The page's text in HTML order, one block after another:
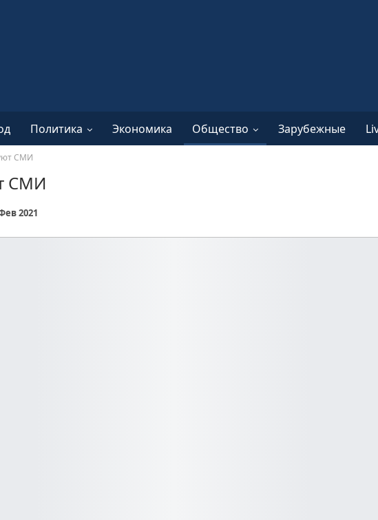
Политика Экономика Общество Зарубежные
СМИ
СМИ
2021